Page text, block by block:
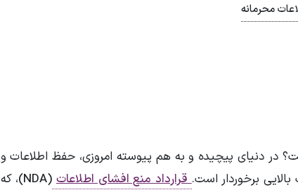
محرمانه
در دنیای پیچیده و به هم پیوسته امروزی، حفظ اطلاعات و
برخوردار است.قرارداد منع افشای اطلاعات (NDA)
، که